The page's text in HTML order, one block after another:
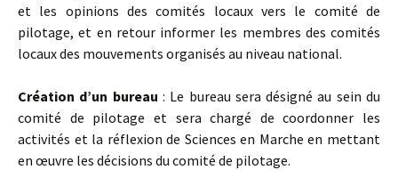
et les opinions des comités locaux vers le comité de
pilotage, et en retour informer les membres des comités
locaux des mouvements organisés au niveau national.
Création d’un bureau : Le bureau sera désigné au sein du
comité de pilotage et sera chargé de coordonner les
activités et la réflexion de Sciences en Marche en mettant
en œuvre les décisions du comité de pilotage.